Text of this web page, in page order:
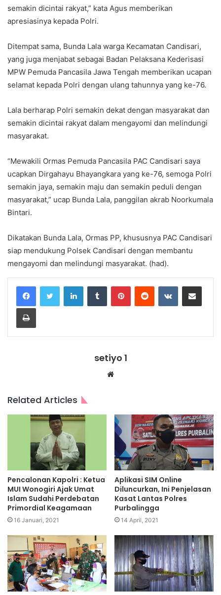
semakin dicintai rakyat,” kata Agus memberikan
apresiasinya kepada Polri.
Ditempat sama, Bunda Lala warga Kecamatan Candisari,
yang juga menjabat sebagai Badan Pelaksana Kederisasi
MPW Pemuda Pancasila Jawa Tengah memberikan ucapan
selamat kepada Polri dengan ulang tahunnya yang ke-76.
Lala berharap Polri semakin dekat dengan masyarakat dan
semakin dicintai rakyat dalam mengayomi dan melindungi
masyarakat.
“Mewakili Ormas Pemuda Pancasila PAC Candisari saya
ucapkan Dirgahayu Bhayangkara yang ke-76, semoga Polri
semakin jaya, semakin maju dan semakin peduli dengan
masyarakat,” ucap Bunda Lala, panggilan akrab Noorkumala
Bintari.
Dikatakan Bunda Lala, Ormas PP, khususnya PAC Candisari
siap mendukung Polsek Candisari dengan membantu
mengayomi dan melindungi masyarakat. (had).
LinkedInTumblr PinterestReddit VKontakteShare via Email
Print
setiyo 1
Website
Related Articles
Pencalonan Kapolri : Ketua
MUI Wonogiri Ajak Umat
Islam Sudahi Perdebatan
Primordial Keagamaan
16 Januari, 2021
Aplikasi SIM Online
Diluncurkan, Ini Penjelasan
Kasat Lantas Polres
Purbalingga
14 April, 2021